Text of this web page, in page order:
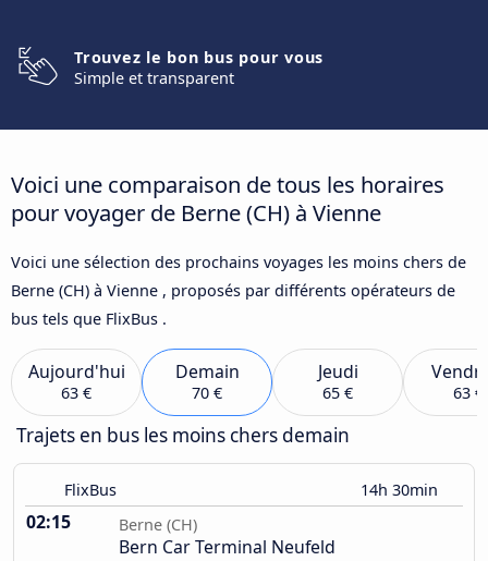
Trouvez le bon bus pour vous
Simple et transparent
Voici une comparaison de tous les horaires
pour voyager de Berne (CH) à Vienne
Voici une sélection des prochains voyages les moins chers de
Berne (CH) à Vienne , proposés par différents opérateurs de
bus tels que FlixBus .
Aujourd'hui
63 €
Demain
70 €
Jeudi
65 € 63 €
Trajets en bus les moins chers demain
FlixBus 14h 30min
02:15 Berne (CH)
Bern Car Terminal Neufeld